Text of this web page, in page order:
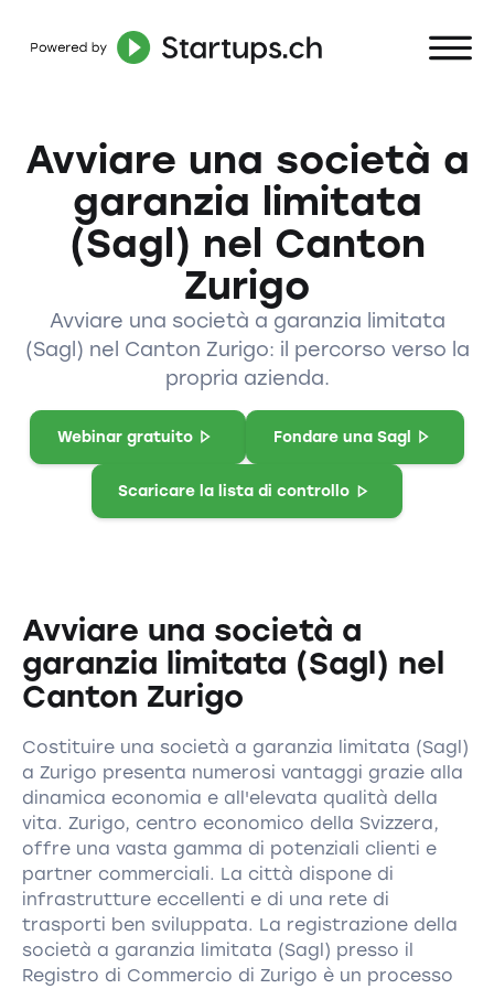
Avviare una società a
garanzia limitata
(Sagl) nel Canton
Zurigo
Avviare una società a garanzia limitata
(Sagl) nel Canton Zurigo: il percorso verso la
propria azienda.
Webinar gratuito Fondare una Sagl
Scaricare la lista di controllo
Avviare una società a
garanzia limitata (Sagl) nel
Canton Zurigo
Costituire una società a garanzia limitata (Sagl)
a Zurigo presenta numerosi vantaggi grazie alla
dinamica economia e all'elevata qualità della
vita. Zurigo, centro economico della Svizzera,
offre una vasta gamma di potenziali clienti e
partner commerciali. La città dispone di
infrastrutture eccellenti e di una rete di
trasporti ben sviluppata. La registrazione della
società a garanzia limitata (Sagl) presso il
Registro di Commercio di Zurigo è un processo